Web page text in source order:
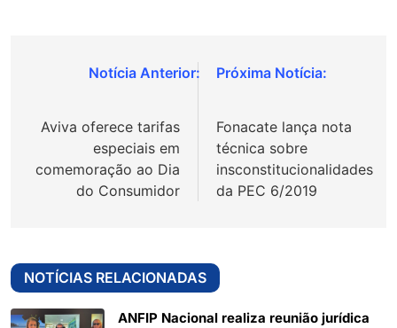
Navegação
Post
Aviva oferece tarifas
especiais em
comemoração ao Dia
do Consumidor
Fonacate lança nota
técnica sobre
insconstitucionalidades
da PEC 6/2019
NOTÍCIAS RELACIONADAS
ANFIP Nacional realiza reunião jurídica